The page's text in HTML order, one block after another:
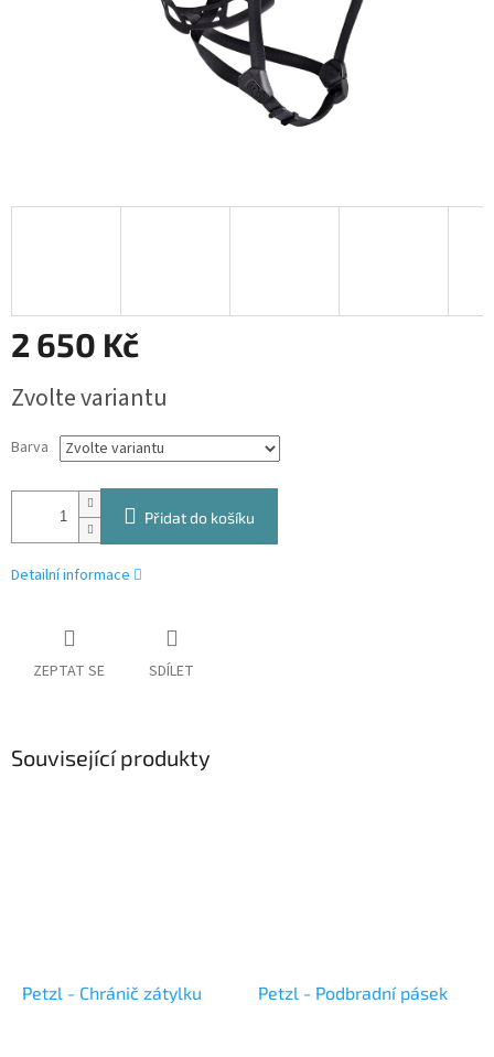
2 650 Kč
cena:
Zvolte variantu
Barva
Přidat do košíku
Detailní informace
ZEPTAT SE SDÍLET
Související produkty
Petzl - Chránič zátylku Petzl - Podbradní pásek